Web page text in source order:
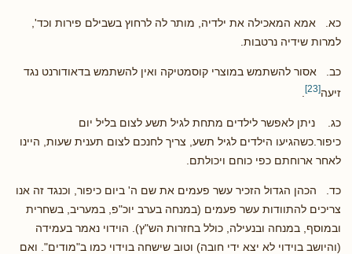
כא. אמא המאכילה את ילדיה, מותר לה לרחוץ בשבילם פירות וכד',
למרות שידיה נרטבות.
כב. אסור להשתמש במוצרי קוסמטיקה ואין להשתמש בדאודורנט נגד
זיעה[23]
כג. ניתן לאפשר לילדים מתחת לגיל תשע לצום בליל יום
כיפור.כשהגיעו הילדים לגיל תשע, צריך לחנכם לצום תענית שעות, היינו
לאחר ארוחתם כפי כוחם ויכולתם.
כד. הכהן הגדול הזכיר עשר פעמים את שם ה' ביום כיפור, וכנגד זה אנו
צריכים להתוודות עשר פעמים (במנחה בערב יוכ"פ, במעריב, בשחרית
ובמוסף, במנחה ובנעילה, כולל בחזרות הש"ץ). הוידוי נאמר בעמידה
(והיושב בוידוי לא יצא ידי חובה) וטוב שישחה בוידוי כמו ב"מודים". ואם